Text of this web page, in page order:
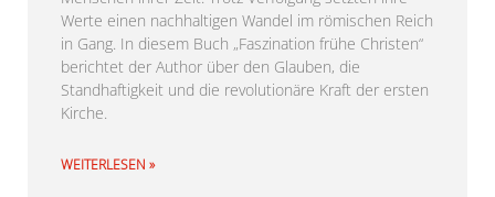
Werte einen nachhaltigen Wandel im römischen Reich
in Gang. In diesem Buch „Faszination frühe Christen“
berichtet der Author über den Glauben, die
Standhaftigkeit und die revolutionäre Kraft der ersten
Kirche.
WEITERLESEN »